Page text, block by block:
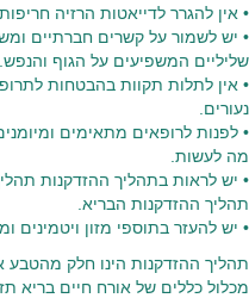
• אין להגרר לדייאטות הרזיה
• יש לשמור על קשרים חברתיים
שליליים המשפיעים על הגוף והנפש.
• אין לתלות תקוות בהבטחות
נעורים.
• לפנות לרופאים מתאימים
מה לעשות.
• יש לראות בתהליך ההזדקנות
תהליך ההזדקנות הבריא.
• יש להעזר בתוספי מזון ויטמינים
תהליך ההזדקנות הינו חלק מהטבע
מכלול כללים של אורח חיים בריא